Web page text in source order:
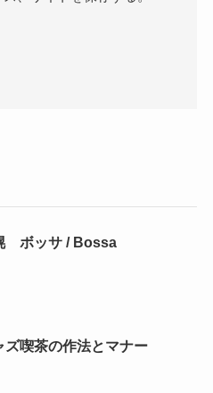
ボッサ / Bossa
ズ喫茶の作法とマナー